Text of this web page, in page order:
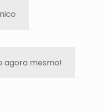
agora mesmo!